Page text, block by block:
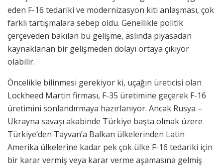
eden F-16 tedariki ve modernizasyon kiti anlaşması, çok
farklı tartışmalara sebep oldu. Genellikle politik
çerçeveden bakılan bu gelişme, aslında piyasadan
kaynaklanan bir gelişmeden dolayı ortaya çıkıyor
olabilir.
Öncelikle bilinmesi gerekiyor ki, uçağın üreticisi olan
Lockheed Martin firması, F-35 üretimine geçerek F-16
üretimini sonlandırmaya hazırlanıyor. Ancak Rusya –
Ukrayna savaşı akabinde Türkiye başta olmak üzere
Türkiye’den Tayvan’a Balkan ülkelerinden Latin
Amerika ülkelerine kadar pek çok ülke F-16 tedariki için
bir karar vermiş veya karar verme aşamasına gelmiş